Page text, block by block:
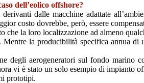
dell’eolico offshore?
dalle macchine adattate
costo dovrebbe, però, essere
che la loro localizzazione ad almeno
la producibilità specifica annua
degli aerogeneratori sul fondo
vi è stato un solo esempio di
prototipi.